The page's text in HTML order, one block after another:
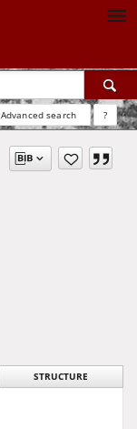
Advanced search ?
STRUCTURE